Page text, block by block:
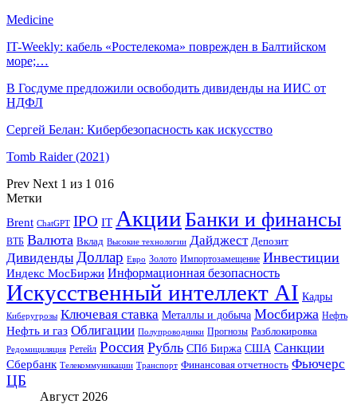
Medicine
IT-Weekly: кабель «Ростелекома» поврежден в Балтийском
море;…
В Госдуме предложили освободить дивиденды на ИИС от
НДФЛ
Сергей Белан: Кибербезопасность как искусство
Tomb Raider (2021)
Prev Next 1 из 1 016
Метки
Brent ChatGPT IPO IT АкцииБанки и финансы
ВТБ Валюта Вклад Высокие технологии Дайджест Депозит
Дивиденды Доллар Евро Золото Импортозамещение Инвестиции
Индекс МосБиржи Информационная безопасность
Искусственный интеллект AI Кадры
Киберугрозы Ключевая ставка Металлы и добыча Мосбиржа Нефть
Нефть и газ Облигации Полупроводники Прогнозы Разблокировка
Редомициляция Ретейл Россия Рубль СПб Биржа США Санкции
Сбербанк Телекоммуникации Транспорт Финансовая отчетность Фьючерс
ЦБ
Август 2026